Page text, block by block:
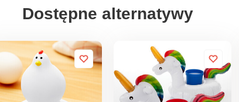
Dostępne alternatywy